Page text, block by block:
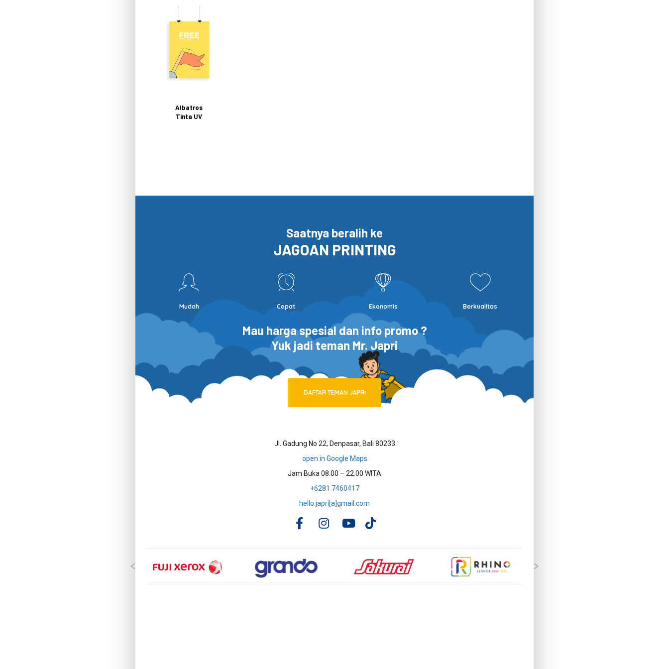
Albatros
Tinta UV
Saatnya beralih ke
JAGOAN PRINTING
Mudah Cepat Ekonomis Berkualitas
Mau harga spesial dan info promo ?
Yuk jadi teman Mr. Japri
DAFTAR TEMAN JAPRI
Jl. Gadung No 22, Denpasar, Bali 80233
open in Google Maps
Jam Buka 08.00 – 22.00 WITA
+6281 7460417
hello.japri[a]gmail.com